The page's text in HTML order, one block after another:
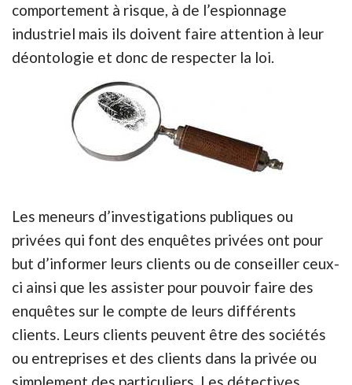
comportement à risque, à de l’espionnage
industriel mais ils doivent faire attention à leur
déontologie et donc de respecter la loi.
Les meneurs d’investigations publiques ou
privées qui font des enquêtes privées ont pour
but d’informer leurs clients ou de conseiller ceux-
ci ainsi que les assister pour pouvoir faire des
enquêtes sur le compte de leurs différents
clients. Leurs clients peuvent être des sociétés
ou entreprises et des clients dans la privée ou